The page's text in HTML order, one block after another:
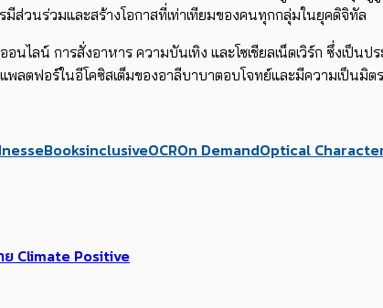
ส่วนร่วมและสร้างโอกาสที่เท่าเทียมของคนทุกกลุ่มในยุคดิจิทัล
ไลน์ การสั่งอาหาร ความบันเทิง และโซเชียลเน็ตเวิร์ก ซึ่งเป็
ลตฟอร์ในอีโคซิสเต็มของอาลีบาบาตอบโจทย์และมีความเป็นมิ
eBooksinclusiveOCROn DemandOptical
Climate Positive